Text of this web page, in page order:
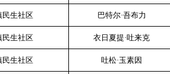
民生社区 巴特尔·吾布力
民生社区 衣日夏提·吐来克
民生社区 吐松·玉素因